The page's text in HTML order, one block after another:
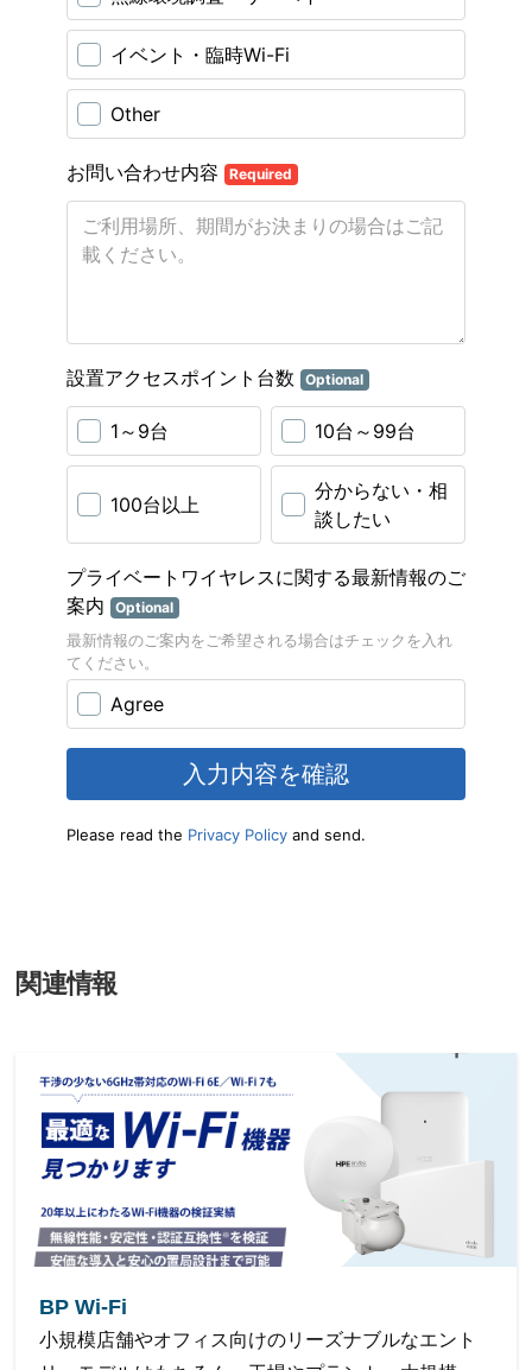
関連情報
BP Wi-Fi
⼩規模店舗やオフィス向けのリーズナブルなエント